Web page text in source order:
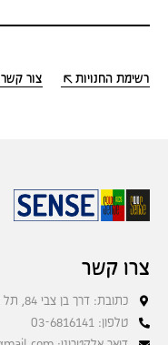
רשימת החנויות צור קשר
צרו קשר
כתובת: דרך בן צבי 84, תל אביב, בניין פנורמה קומה 2
טלפון: 03-6816141